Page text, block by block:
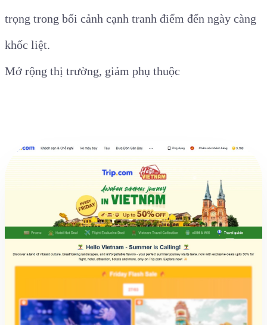
trọng trong bối cảnh cạnh tranh điểm đến ngày càng
khốc liệt.
Mở rộng thị trường, giảm phụ thuộc